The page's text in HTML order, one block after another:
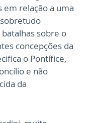
relação a uma
sobre o
concepções da
o Pontífice,
e não
da